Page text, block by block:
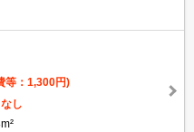
等：1,300円)
なし